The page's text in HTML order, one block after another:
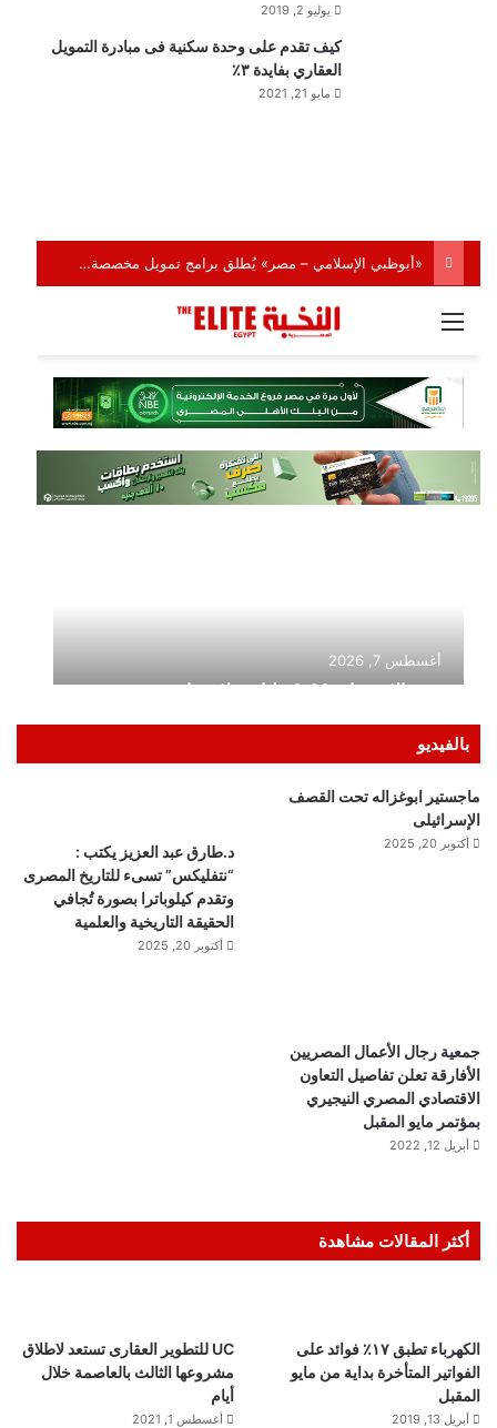
يوليو 2, 2019
كيف تقدم على وحدة سكنية فى مبادرة التمويل
العقاري بفايدة ٣٪
مايو 21, 2021
بالفيديو
ماجستير ابوغزاله تحت القصف
الإسرائيلى
أكتوبر 20, 2025
د.طارق عبد العزيز يكتب :
“نتفليكس” تسىء للتاريخ المصرى
وتقدم كيلوباترا بصورة تُجافي
الحقيقة التاريخية والعلمية
أكتوبر 20, 2025
جمعية رجال الأعمال المصريين
الأفارقة تعلن تفاصيل التعاون
الاقتصادي المصري النيجيري
بمؤتمر مايو المقبل
أبريل 12, 2022
أكثر المقالات مشاهدة
الكهرباء تطبق ١٧٪ فوائد على
الفواتير المتأخرة بداية من مايو
المقبل
أبريل 13, 2019
UC للتطوير العقارى تستعد لاطلاق
مشروعها الثالث بالعاصمة خلال
أيام
أغسطس 1, 2021